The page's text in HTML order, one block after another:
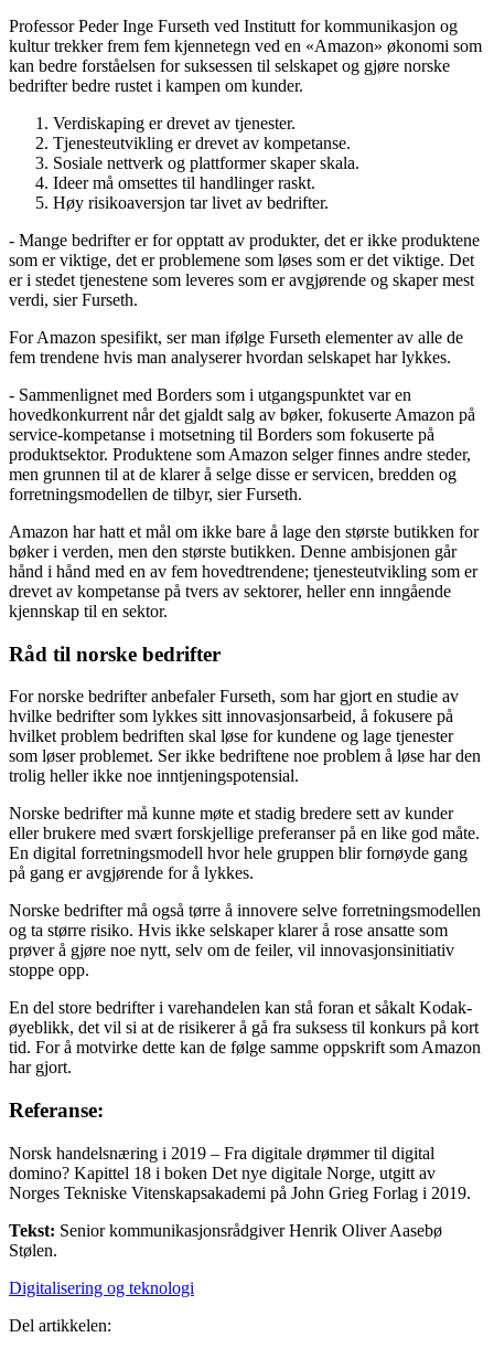
Professor Peder Inge Furseth ved Institutt for kommunikasjon og
kultur trekker frem fem kjennetegn ved en «Amazon» økonomi som
kan bedre forståelsen for suksessen til selskapet og gjøre norske
bedrifter bedre rustet i kampen om kunder.
Verdiskaping er drevet av tjenester.
Tjenesteutvikling er drevet av kompetanse.
Sosiale nettverk og plattformer skaper skala.
Ideer må omsettes til handlinger raskt.
Høy risikoaversjon tar livet av bedrifter.
- Mange bedrifter er for opptatt av produkter, det er ikke produktene
som er viktige, det er problemene som løses som er det viktige. Det
er i stedet tjenestene som leveres som er avgjørende og skaper mest
verdi, sier Furseth.
For Amazon spesifikt, ser man ifølge Furseth elementer av alle de
fem trendene hvis man analyserer hvordan selskapet har lykkes.
- Sammenlignet med Borders som i utgangspunktet var en
hovedkonkurrent når det gjaldt salg av bøker, fokuserte Amazon på
service-kompetanse i motsetning til Borders som fokuserte på
produktsektor. Produktene som Amazon selger finnes andre steder,
men grunnen til at de klarer å selge disse er servicen, bredden og
forretningsmodellen de tilbyr, sier Furseth.
Amazon har hatt et mål om ikke bare å lage den største butikken for
bøker i verden, men den største butikken. Denne ambisjonen går
hånd i hånd med en av fem hovedtrendene; tjenesteutvikling som er
drevet av kompetanse på tvers av sektorer, heller enn inngående
kjennskap til en sektor.
Råd til norske bedrifter
For norske bedrifter anbefaler Furseth, som har gjort en studie av
hvilke bedrifter som lykkes sitt innovasjonsarbeid, å fokusere på
hvilket problem bedriften skal løse for kundene og lage tjenester
som løser problemet. Ser ikke bedriftene noe problem å løse har den
trolig heller ikke noe inntjeningspotensial.
Norske bedrifter må kunne møte et stadig bredere sett av kunder
eller brukere med svært forskjellige preferanser på en like god måte.
En digital forretningsmodell hvor hele gruppen blir fornøyde gang
på gang er avgjørende for å lykkes.
Norske bedrifter må også tørre å innovere selve forretningsmodellen
og ta større risiko. Hvis ikke selskaper klarer å rose ansatte som
prøver å gjøre noe nytt, selv om de feiler, vil innovasjonsinitiativ
stoppe opp.
En del store bedrifter i varehandelen kan stå foran et såkalt Kodak-
øyeblikk, det vil si at de risikerer å gå fra suksess til konkurs på kort
tid. For å motvirke dette kan de følge samme oppskrift som Amazon
har gjort.
Referanse:
Norsk handelsnæring i 2019 – Fra digitale drømmer til digital
domino? Kapittel 18 i boken Det nye digitale Norge, utgitt av
Norges Tekniske Vitenskapsakademi på John Grieg Forlag i 2019.
Tekst: Senior kommunikasjonsrådgiver Henrik Oliver Aasebø
Stølen.
Digitalisering og teknologi
Del artikkelen: